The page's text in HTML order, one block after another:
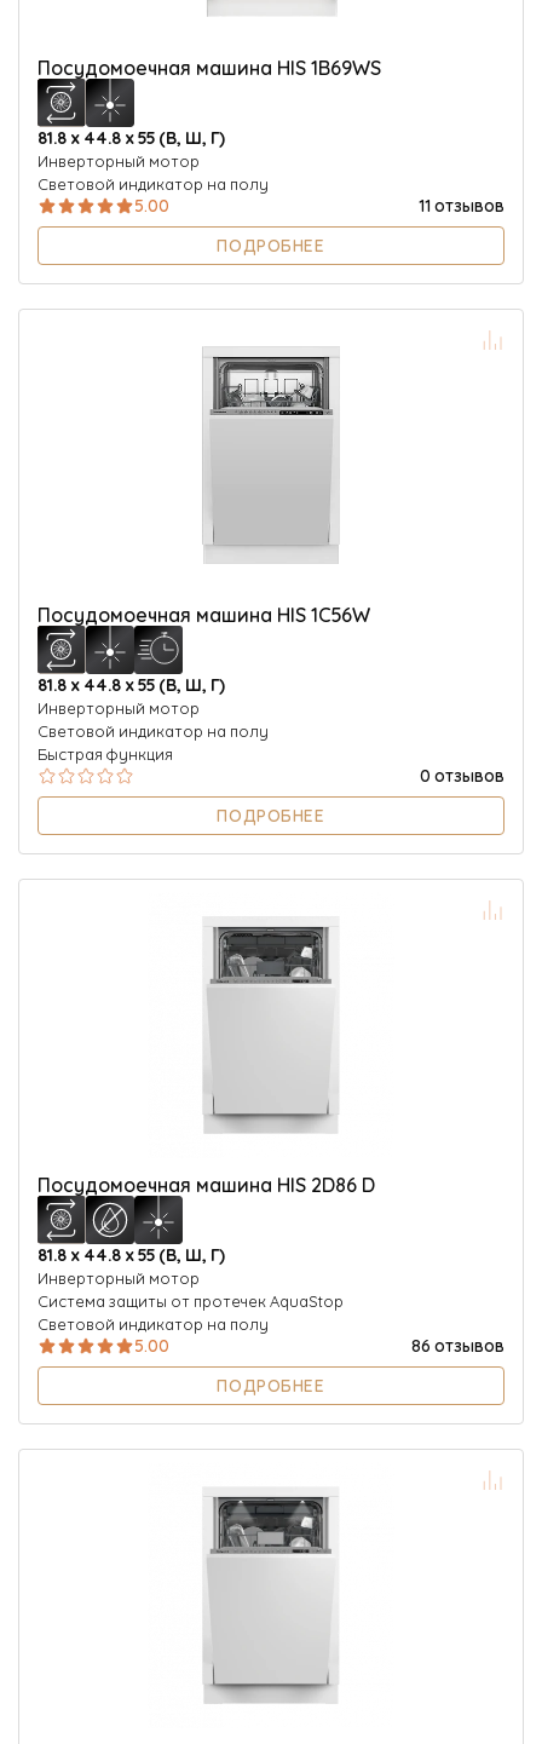
Посудомоечная машина HIS 1B69WS
81.8 х 44.8 х 55 (В, Ш, Г)
Инверторный мотор
Световой индикатор на полу
5.00
11 отзывов
ПОДРОБНЕЕ
Посудомоечная машина HIS 1C56W
81.8 х 44.8 х 55 (В, Ш, Г)
Инверторный мотор
Световой индикатор на полу
Быстрая функция
0 отзывов
ПОДРОБНЕЕ
Посудомоечная машина HIS 2D86 D
81.8 х 44.8 х 55 (В, Ш, Г)
Инверторный мотор
Система защиты от протечек AquaStop
Световой индикатор на полу
5.00
86 отзывов
ПОДРОБНЕЕ